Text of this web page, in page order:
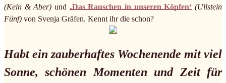
(Kein & Aber) und ‚Das Rauschen in unseren Köpfen‘ (Ullstein
Fünf) von Svenja Gräfen. Kennt ihr die schon?
Habt ein zauberhaftes Wochenende mit viel
Sonne, schönen Momenten und Zeit für